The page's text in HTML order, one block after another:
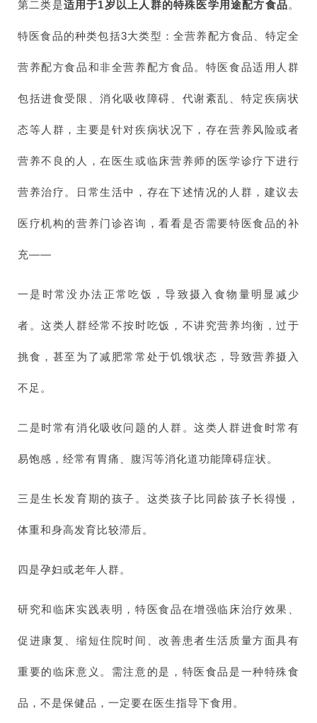
第二类是适用于1岁以上人群的特殊医学用途配方食品。
特医食品的种类包括3大类型：全营养配方食品、特定全
营养配方食品和非全营养配方食品。特医食品适用人群
包括进食受限、消化吸收障碍、代谢紊乱、特定疾病状
态等人群，主要是针对疾病状况下，存在营养风险或者
营养不良的人，在医生或临床营养师的医学诊疗下进行
营养治疗。日常生活中，存在下述情况的人群，建议去
医疗机构的营养门诊咨询，看看是否需要特医食品的补
充——
一是时常没办法正常吃饭，导致摄入食物量明显减少
者。这类人群经常不按时吃饭，不讲究营养均衡，过于
挑食，甚至为了减肥常常处于饥饿状态，导致营养摄入
不足。
二是时常有消化吸收问题的人群。这类人群进食时常有
易饱感，经常有胃痛、腹泻等消化道功能障碍症状。
三是生长发育期的孩子。这类孩子比同龄孩子长得慢，
体重和身高发育比较滞后。
四是孕妇或老年人群。
研究和临床实践表明，特医食品在增强临床治疗效果、
促进康复、缩短住院时间、改善患者生活质量方面具有
重要的临床意义。需注意的是，特医食品是一种特殊食
品，不是保健品，一定要在医生指导下食用。